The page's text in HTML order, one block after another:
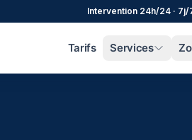
Intervention 24h/24 · 7j/
Tarifs Services